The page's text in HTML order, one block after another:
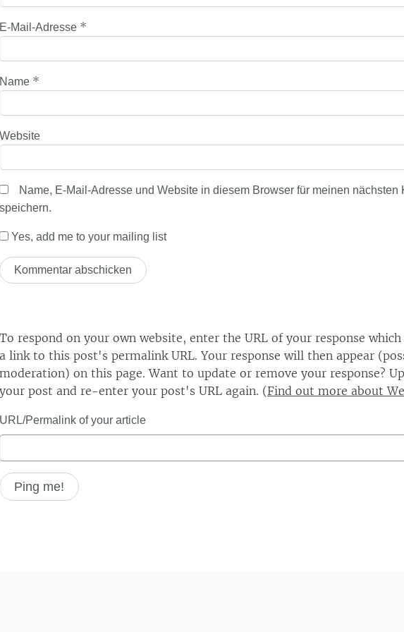
E-Mail-Adresse *
Name *
Website
Name, E-Mail-Adresse und Website in diesem Browser für meinen nächsten
speichern.
Yes, add me to your mailing list
To respond on your own website, enter the URL of your response
a link to this post's permalink URL. Your response will then appear
moderation) on this page. Want to update or remove your response?
your post and re-enter your post's URL again. (Find out more about
URL/Permalink of your article